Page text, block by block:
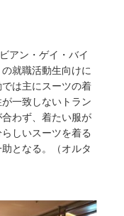
アン・ゲイ・バイ
就職活動生向けに
は主にスーツの着
一致しないトラン
わず、着たい服が
しいスーツを着る
となる。（オルタ